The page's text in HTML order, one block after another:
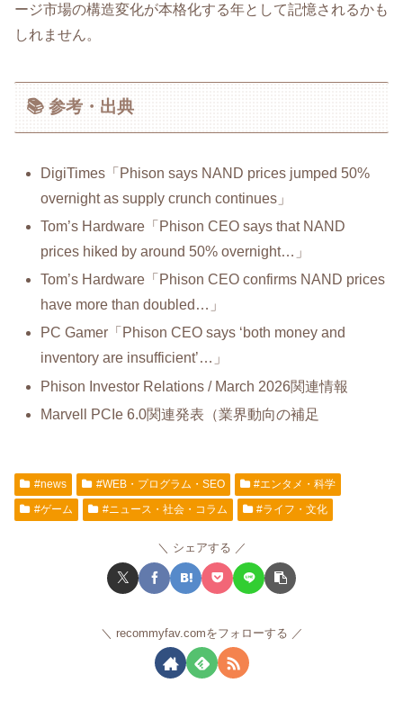
ージ市場の構造変化が本格化する年として記憶されるかも
しれません。
📚 参考・出典
DigiTimes「Phison says NAND prices jumped 50%
overnight as supply crunch continues」
Tom’s Hardware「Phison CEO says that NAND
prices hiked by around 50% overnight…」
Tom’s Hardware「Phison CEO confirms NAND prices
have more than doubled…」
PC Gamer「Phison CEO says ‘both money and
inventory are insufficient’…」
Phison Investor Relations / March 2026関連情報
Marvell PCIe 6.0関連発表（業界動向の補足
#news #WEB・プログラム・SEO
#エンタメ・科学
#ゲーム
#ニュース・社会・コラム #ライフ・文化
シェアする
recommyfav.comをフォローする